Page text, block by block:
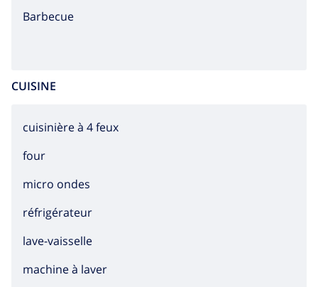
barbecue
CUISINE
cuisinière à 4 feux
four
micro ondes
réfrigérateur
lave-vaisselle
machine à laver